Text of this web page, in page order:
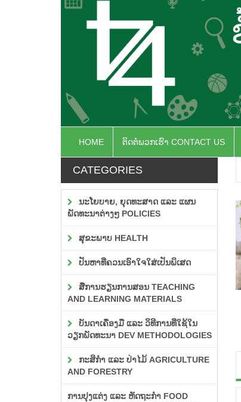
HOME ຕິດຕໍ່ພວກເຮົາ CONTACT US
CATEGORIES
ນະໂຍບາຍ, ຍຸດທະສາດ ແລະ ແຜນ
ພັດທະນາຕ່າງໆ POLICIES
ສຸຂະພາບ HEALTH
ປັນຫາທີ່ຄວນເອົາໃຈໃສ່ເປັນພິເສດ
ສື່ການຮຽນການສອນ TEACHING
AND LEARNING MATERIALS
ບັນດາເຄື່ອງມື ແລະ ວິທີການທີ່ໃຊ້ໃນ
ວຽກພັດທະນາ DEV METHODOLOGIES
ກະສິກຳ ແລະ ປ່າໄມ້ AGRICULTURE
AND FORESTRY
ການປຸງແຕ່ງ ແລະ ຫັດຖະກຳ FOOD